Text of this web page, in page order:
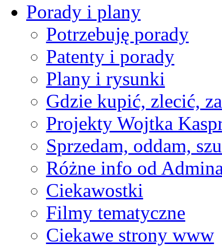
Porady i plany
Potrzebuję porady
Patenty i porady
Plany i rysunki
Gdzie kupić, zlecić,
Projekty Wojtka
Sprzedam, oddam,
Różne info od
Ciekawostki
Filmy tematyczne
Ciekawe strony www